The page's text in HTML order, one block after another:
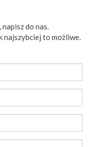
do nas.
najszybciej to możliwe.